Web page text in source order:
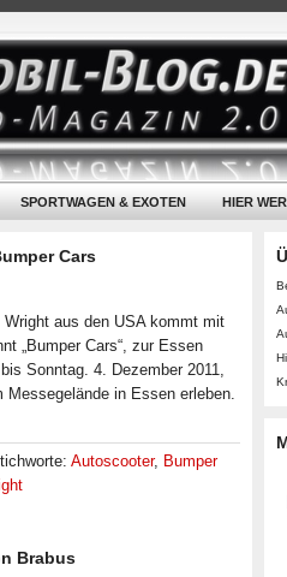
SPORTWAGEN & EXOTEN HIER
Cars
aus den USA kommt mit
„Bumper Cars“, zur Essen
Sonntag. 4. Dezember 2011,
Messegelände in Essen erleben.
Autoscooter, Bumper
Brabus